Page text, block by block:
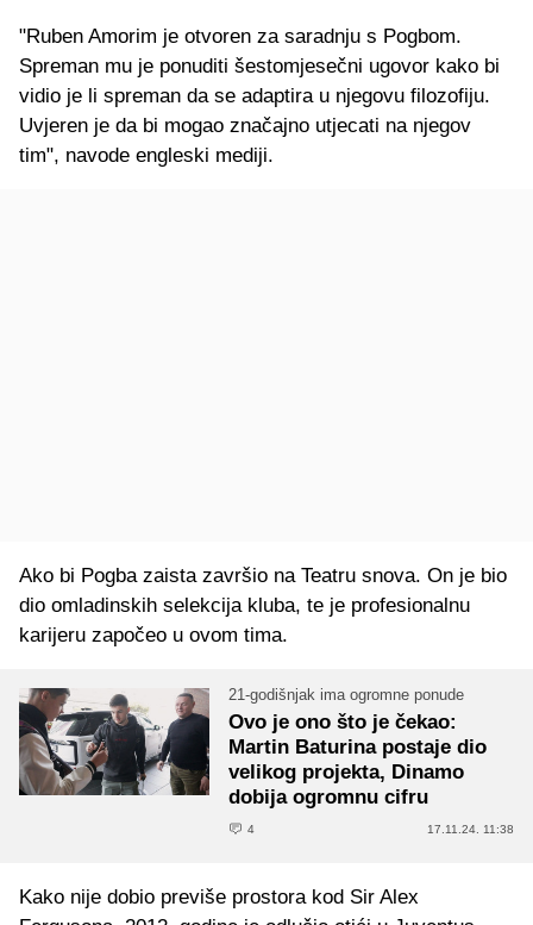
"Ruben Amorim je otvoren za saradnju s Pogbom.
Spreman mu je ponuditi šestomjesečni ugovor kako bi
vidio je li spreman da se adaptira u njegovu filozofiju.
Uvjeren je da bi mogao značajno utjecati na njegov
tim", navode engleski mediji.
Ako bi Pogba zaista završio na Teatru snova. On je bio
dio omladinskih selekcija kluba, te je profesionalnu
karijeru započeo u ovom tima.
21-godišnjak ima ogromne ponude
Ovo je ono što je čekao:
Martin Baturina postaje dio
velikog projekta, Dinamo
dobija ogromnu cifru
4 17.11.24. 11:38
Kako nije dobio previše prostora kod Sir Alex